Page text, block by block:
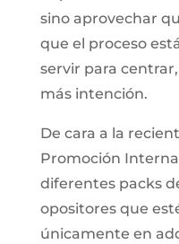
sino aprovechar
que el proceso
servir para
más intención.
De cara a la
Promoción
diferentes packs
opositores que
únicamente en